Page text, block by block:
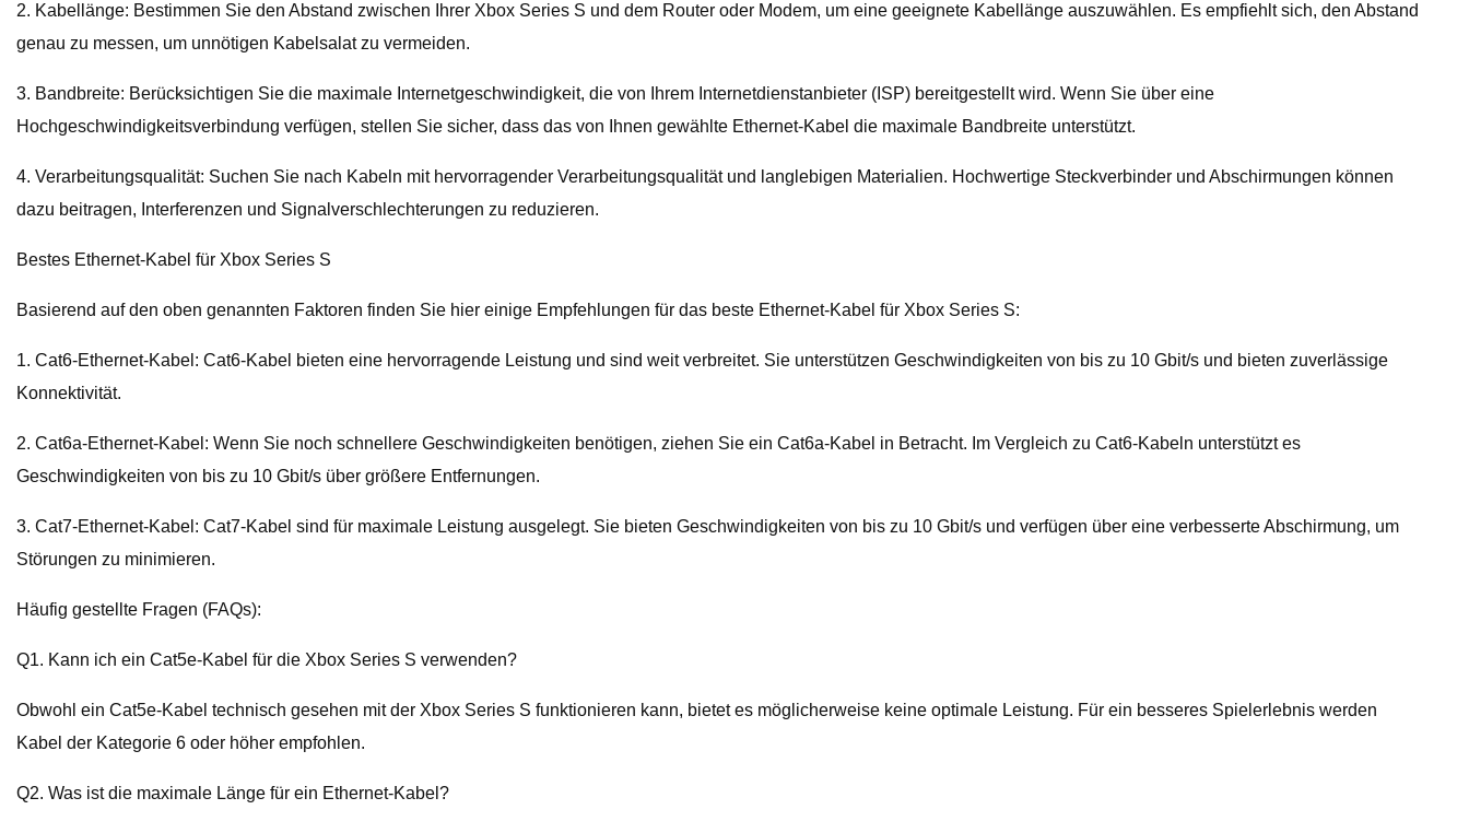
2. Kabellänge: Bestimmen Sie den Abstand zwischen Ihrer Xbox Series S und dem Router oder Modem, um eine geeignete Kabellänge auszuwählen. Es empfiehlt sich, den Abstand
genau zu messen, um unnötigen Kabelsalat zu vermeiden.
3. Bandbreite: Berücksichtigen Sie die maximale Internetgeschwindigkeit, die von Ihrem Internetdienstanbieter (ISP) bereitgestellt wird. Wenn Sie über eine
Hochgeschwindigkeitsverbindung verfügen, stellen Sie sicher, dass das von Ihnen gewählte Ethernet-Kabel die maximale Bandbreite unterstützt.
4. Verarbeitungsqualität: Suchen Sie nach Kabeln mit hervorragender Verarbeitungsqualität und langlebigen Materialien. Hochwertige Steckverbinder und Abschirmungen können
dazu beitragen, Interferenzen und Signalverschlechterungen zu reduzieren.
Bestes Ethernet-Kabel für Xbox Series S
Basierend auf den oben genannten Faktoren finden Sie hier einige Empfehlungen für das beste Ethernet-Kabel für Xbox Series S:
1. Cat6-Ethernet-Kabel: Cat6-Kabel bieten eine hervorragende Leistung und sind weit verbreitet. Sie unterstützen Geschwindigkeiten von bis zu 10 Gbit/s und bieten zuverlässige
Konnektivität.
2. Cat6a-Ethernet-Kabel: Wenn Sie noch schnellere Geschwindigkeiten benötigen, ziehen Sie ein Cat6a-Kabel in Betracht. Im Vergleich zu Cat6-Kabeln unterstützt es
Geschwindigkeiten von bis zu 10 Gbit/s über größere Entfernungen.
3. Cat7-Ethernet-Kabel: Cat7-Kabel sind für maximale Leistung ausgelegt. Sie bieten Geschwindigkeiten von bis zu 10 Gbit/s und verfügen über eine verbesserte Abschirmung, um
Störungen zu minimieren.
Häufig gestellte Fragen (FAQs):
Q1. Kann ich ein Cat5e-Kabel für die Xbox Series S verwenden?
Obwohl ein Cat5e-Kabel technisch gesehen mit der Xbox Series S funktionieren kann, bietet es möglicherweise keine optimale Leistung. Für ein besseres Spielerlebnis werden
Kabel der Kategorie 6 oder höher empfohlen.
Q2. Was ist die maximale Länge für ein Ethernet-Kabel?